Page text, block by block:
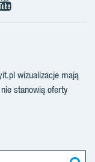
wizualizacje mają
stanowią oferty